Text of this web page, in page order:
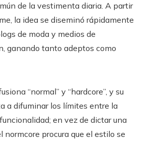
de la vestimenta diaria. A partir
la idea se diseminó rápidamente
de moda y medios de
ganando tanto adeptos como
“normal” y “hardcore”, y su
a difuminar los límites entre la
en vez de dictar una
normcore procura que el estilo se